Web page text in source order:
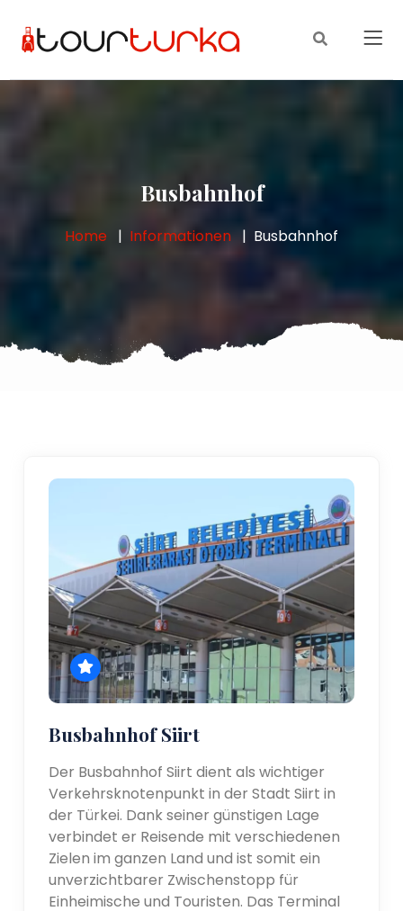
Busbahnhof
Home Informationen Busbahnhof
Busbahnhof Siirt
Der Busbahnhof Siirt dient als wichtiger
Verkehrsknotenpunkt in der Stadt Siirt in
der Türkei. Dank seiner günstigen Lage
verbindet er Reisende mit verschiedenen
Zielen im ganzen Land und ist somit ein
unverzichtbarer Zwischenstopp für
Einheimische und Touristen. Das Terminal